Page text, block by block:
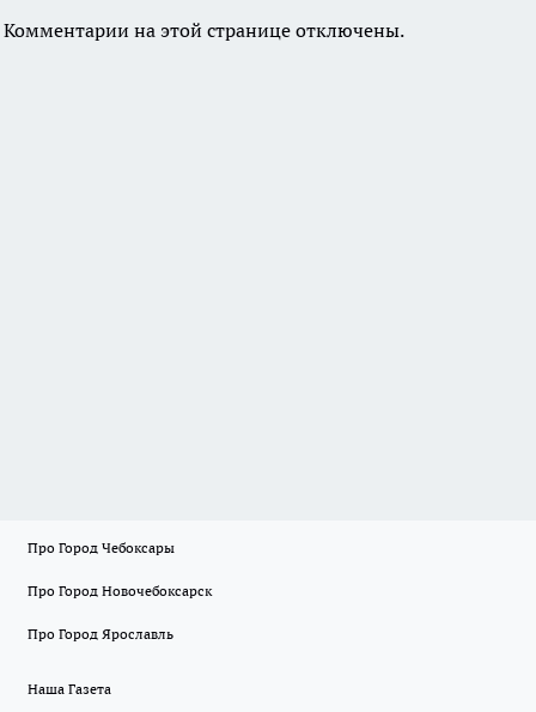
Комментарии на этой странице отключены.
Про Город Чебоксары
Про Город Новочебоксарск
Про Город Ярославль
Наша Газета